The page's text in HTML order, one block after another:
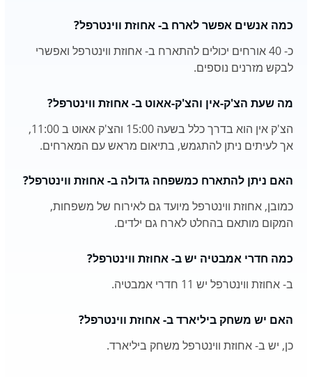
כמה אנשים אפשר לארח ב- אחוזת ווינטרפל?
כ- 40 אורחים יכולים להתארח ב- אחוזת ווינטרפל ואפשרי
לבקש מזרנים נוספים.
מה שעת הצ'ק-אין והצ'ק-אאוט ב- אחוזת ווינטרפל?
הצ'ק אין הוא בדרך כלל בשעה 15:00 והצ'ק אאוט ב 11:00,
אך לעיתים ניתן להתגמש, בתיאום מראש עם המארחים.
האם ניתן להתארח כמשפחה גדולה ב- אחוזת ווינטרפל?
כמובן, אחוזת ווינטרפל מיועד גם לאירוח של משפחות,
המקום מותאם בהחלט לארח גם ילדים.
כמה חדרי אמבטיה יש ב- אחוזת ווינטרפל?
ב- אחוזת ווינטרפל יש 11 חדרי אמבטיה.
האם יש משחק ביליארד ב- אחוזת ווינטרפל?
כן, יש ב- אחוזת ווינטרפל משחק ביליארד.